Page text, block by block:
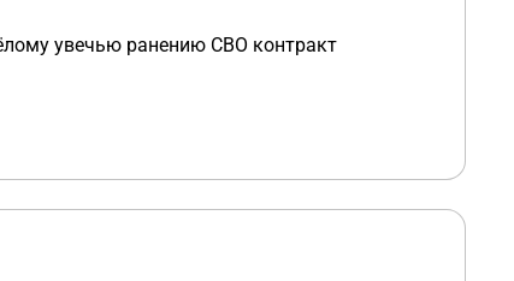
увечью ранению СВО контракт